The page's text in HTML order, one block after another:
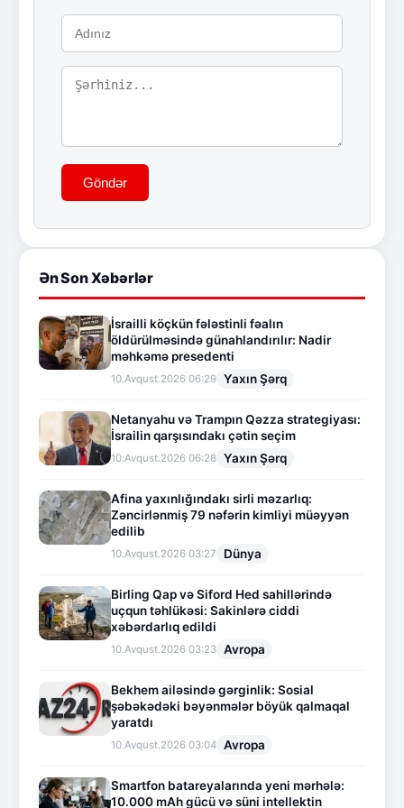
Göndər
Ən Son Xəbərlər
İsrailli köçkün fələstinli fəalın
öldürülməsində günahlandırılır: Nadir
məhkəmə presedenti
10.Avqust.2026 06:29 Yaxın Şərq
Netanyahu və Trampın Qəzza strategiyası:
İsrailin qarşısındakı çətin seçim
10.Avqust.2026 06:28 Yaxın Şərq
Afina yaxınlığındakı sirli məzarlıq:
Zəncirlənmiş 79 nəfərin kimliyi müəyyən
edilib
10.Avqust.2026 03:27 Dünya
Birling Qap və Siford Hed sahillərində
uçqun təhlükəsi: Sakinlərə ciddi
xəbərdarlıq edildi
10.Avqust.2026 03:23 Avropa
Bekhem ailəsində gərginlik: Sosial
şəbəkədəki bəyənmələr böyük qalmaqal
yaratdı
10.Avqust.2026 03:04 Avropa
Smartfon batareyalarında yeni mərhələ:
10.000 mAh gücü və süni intellektin